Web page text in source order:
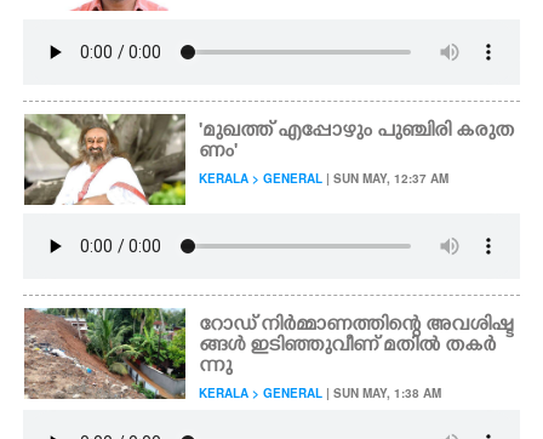
'മുഖത്ത് എപ്പോഴും പുഞ്ചിരി കരുത
ണം'
KERALA > GENERAL | SUN MAY, 12:37 AM
റോഡ് നിർമ്മാണത്തിന്റെ അവശിഷ്ട
ങ്ങൾ ഇടിഞ്ഞുവീണ് മതിൽ തകർ
ന്നു
KERALA > GENERAL | SUN MAY, 1:38 AM